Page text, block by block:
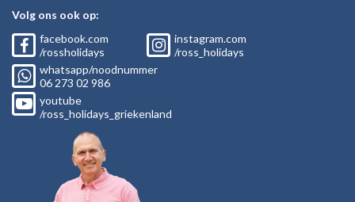
Volg ons ook op:
facebook.com
/rossholidays
instagram.com
/ross_holidays
whatsapp/noodnummer
06 273 02 986
youtube
/ross_holidays_griekenland